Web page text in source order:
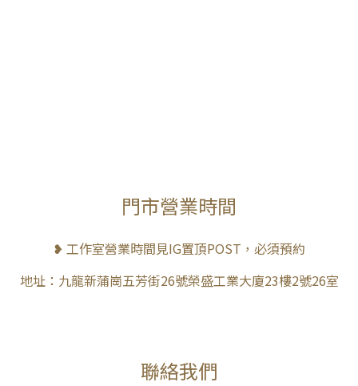
門市營業時間
❥ 工作室營業時間見IG置頂POST，必須預約
地址：九龍新蒲崗五芳街26號榮盛工業大廈23樓2號26室
聯絡我們